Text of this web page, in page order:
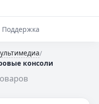
Поддержка
/
консоли